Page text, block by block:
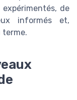
de
informés et,
terme.